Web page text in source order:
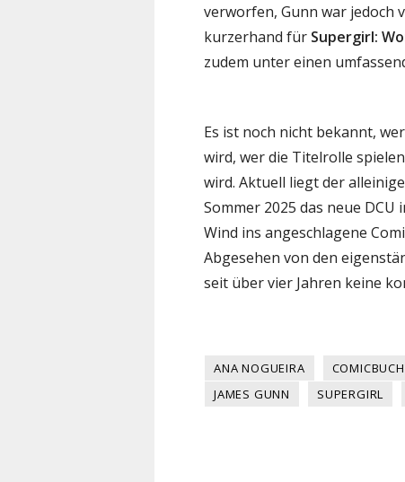
verworfen, Gunn war jedoch
kurzerhand für Supergirl:
zudem unter einen
Es ist noch nicht bekannt, wer
wird, wer die Titelrolle
wird. Aktuell liegt der
Sommer 2025 das neue
Wind ins angeschlagene
Abgesehen von den
seit über vier Jahren keine
ANA NOGUEIRA
JAMES GUNN
SUPERGIRL